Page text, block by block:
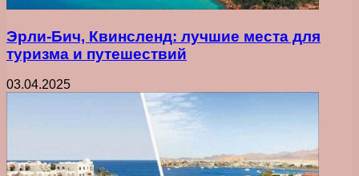
Эрли-Бич, Квинсленд: лучшие места для
туризма и путешествий
03.04.2025